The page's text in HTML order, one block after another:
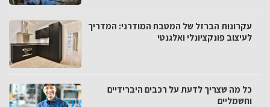
עקרונות הברזל של המטבח המודרני: המדריך
לעיצוב פונקציונלי ואלגנטי
כל מה שצריך לדעת על רכבים היברידיים
וחשמליים